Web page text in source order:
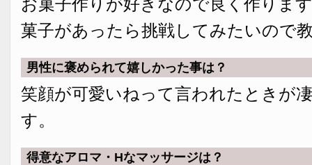
お菓子作りが好きなので良く作りま
菓子があったら挑戦してみたいので
男性に褒められて嬉しかった事は？
笑顔が可愛いねって言われたときが
す。
得意なアロマ・Hなマッサージは？